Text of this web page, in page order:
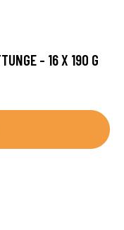
- 16 X 190 G